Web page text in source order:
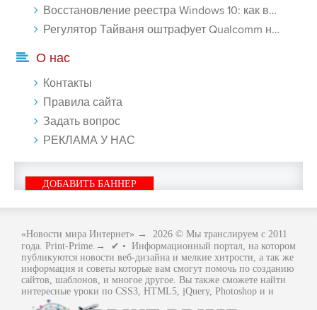
Восстановление реестра Windows 10: как восстановить реестр Виндовс 10 - «Windows»
Регулятор Тайваня оштрафует Qualcomm на $774 млн - «Новости сети»
О нас
Контакты
Правила сайта
Задать вопрос
РЕКЛАМА У НАС
ДОБАВИТЬ БАННЕР
«Новости мира Интернет» → 2026 © Мы транслируем с 2011
года. Print-Prime.→ ✔ • Информационный портал, на котором
публикуются новости веб-дизайна и мелкие хитрости, а так же
информация и советы которые вам смогут помочь по созданию
сайтов, шаблонов, и многое другое. Вы также сможете найти
интересные уроки по CSS3, HTML5, jQuery, Photoshop и и
многое другое, интересное, с интернет мира. Вся информация